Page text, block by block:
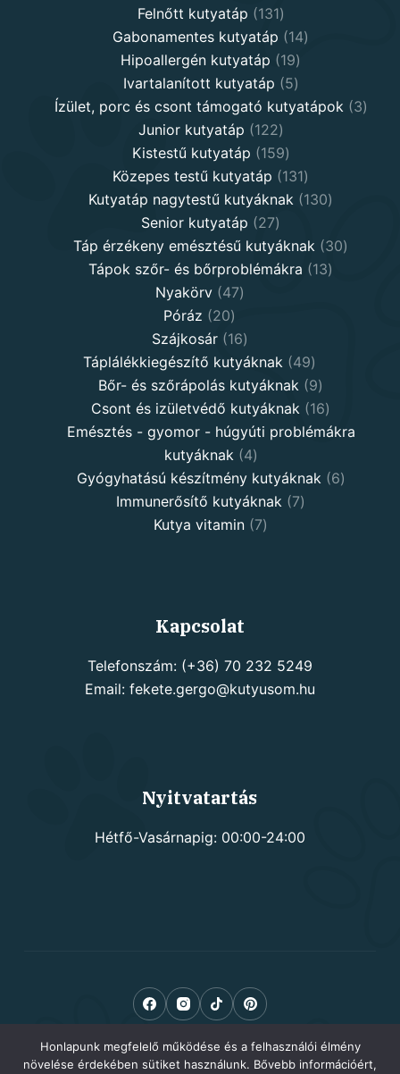
products
Felnőtt kutyatáp 131131
products
Gabonamentes kutyatáp 1414
Hipoallergén kutyatáp 1919
products
Ivartalanított kutyatáp 55
products
Ízület, porc és csont támogató kutyatápok 33
Junior kutyatáp 122122
products
Kistestű kutyatáp 159159
products
Közepes testű kutyatáp 131131
products
Kutyatáp nagytestű kutyáknak 130130
Senior kutyatáp 2727
products
Táp érzékeny emésztésű kutyáknak 3030
Tápok szőr- és bőrproblémákra 1313
Nyakörv 4747
Póráz 2020
products
Szájkosár 1616
products
Táplálékkiegészítő kutyáknak 4949
products
Bőr- és szőrápolás kutyáknak 99
products
Csont és izületvédő kutyáknak 1616
products
Emésztés - gyomor - húgyúti problémákra
kutyáknak
44
products
Gyógyhatású készítmény kutyáknak 66
Immunerősítő kutyáknak 77
Kutya vitamin 77
Kapcsolat
Telefonszám: (+36) 70 232 5249
Email: fekete.gergo@kutyusom.hu
Nyitvatartás
Hétfő-Vasárnapig: 00:00-24:00
Honlapunk megfelelő működése és a felhasználói élmény
növelése érdekében sütiket használunk. Bővebb információért,